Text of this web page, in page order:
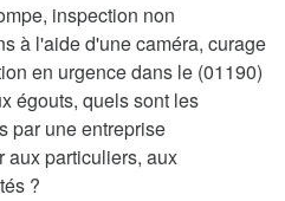
inspection non
à l'aide d'une caméra, curage
en urgence dans le (01190)
égouts, quels sont les
par une entreprise
aux particuliers, aux
?